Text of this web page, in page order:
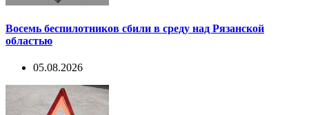
Восемь беспилотников сбили в среду над Рязанской
областью
05.08.2026